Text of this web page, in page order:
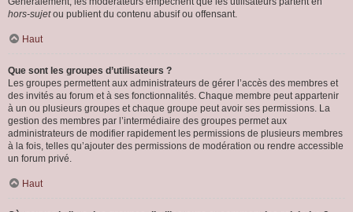
hors-sujetou publient du contenu abusif ou offensant.
Haut
Que sont les groupes d’utilisateurs ?
Les groupes permettent aux administrateurs de gérer l’accès des membres et
des invités au forum et à ses fonctionnalités. Chaque membre peut appartenir
à un ou plusieurs groupes et chaque groupe peut avoir ses permissions. La
gestion des membres par l’intermédiaire des groupes permet aux
administrateurs de modifier rapidement les permissions de plusieurs membres
à la fois, telles qu’ajouter des permissions de modération ou rendre accessible
un forum privé.
Haut